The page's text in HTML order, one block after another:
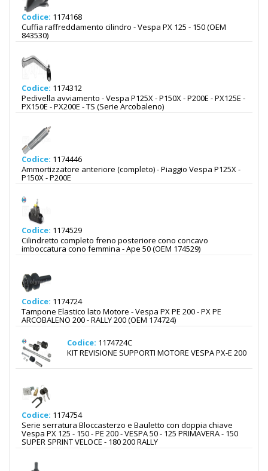
Codice: 1174168
Cuffia raffreddamento cilindro - Vespa PX 125 - 150 (OEM
843530)
Codice: 1174312
Pedivella avviamento - Vespa P125X - P150X - P200E - PX125E -
PX150E - PX200E - TS (Serie Arcobaleno)
Codice: 1174446
Ammortizzatore anteriore (completo) - Piaggio Vespa P125X -
P150X - P200E
Codice: 1174529
Cilindretto completo freno posteriore cono concavo
imboccatura cono femmina - Ape 50 (OEM 174529)
Codice: 1174724
Tampone Elastico lato Motore - Vespa PX PE 200 - PX PE
ARCOBALENO 200 - RALLY 200 (OEM 174724)
Codice: 1174724C
KIT REVISIONE SUPPORTI MOTORE VESPA PX-E 200
Codice: 1174754
Serie serratura Bloccasterzo e Bauletto con doppia chiave
Vespa PX 125 - 150 - PE 200 - VESPA 50 - 125 PRIMAVERA - 150
SUPER SPRINT VELOCE - 180 200 RALLY